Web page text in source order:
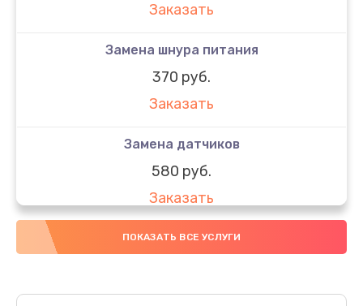
Заказать
Замена шнура питания
370 руб.
Заказать
Замена датчиков
580 руб.
Заказать
Комплексная чистка
Заказать
ПОКАЗАТЬ ВСЕ УСЛУГИ